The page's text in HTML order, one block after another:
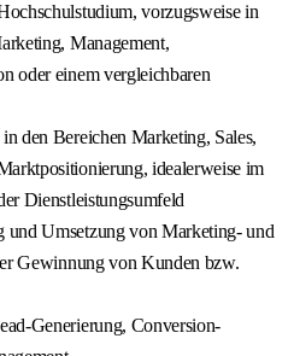
vorzugsweise in
Management,
oder einem vergleichbaren
den Bereichen Marketing, Sales,
idealerweise im
Dienstleistungsumfeld
Umsetzung von Marketing- und
Gewinnung von Kunden bzw.
Generierung, Conversion-